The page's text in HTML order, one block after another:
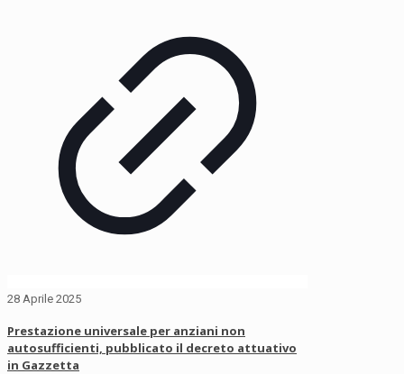
28 Aprile 2025
Prestazione universale per anziani non
autosufficienti, pubblicato il decreto attuativo
in Gazzetta